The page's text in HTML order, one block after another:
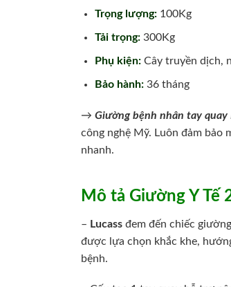
Trọng lượng:100Kg
Tải trọng:300Kg
Phụ kiện:Cây truyền dịch,
Bảo hành:36 tháng
→ Giường bệnh nhân tay quay
công nghệ Mỹ. Luôn đảm bảo
nhanh.
Mô tả Giường Y Tế
– Lucass đem đến chiếc
được lựa chọn khắc khe,
bệnh.